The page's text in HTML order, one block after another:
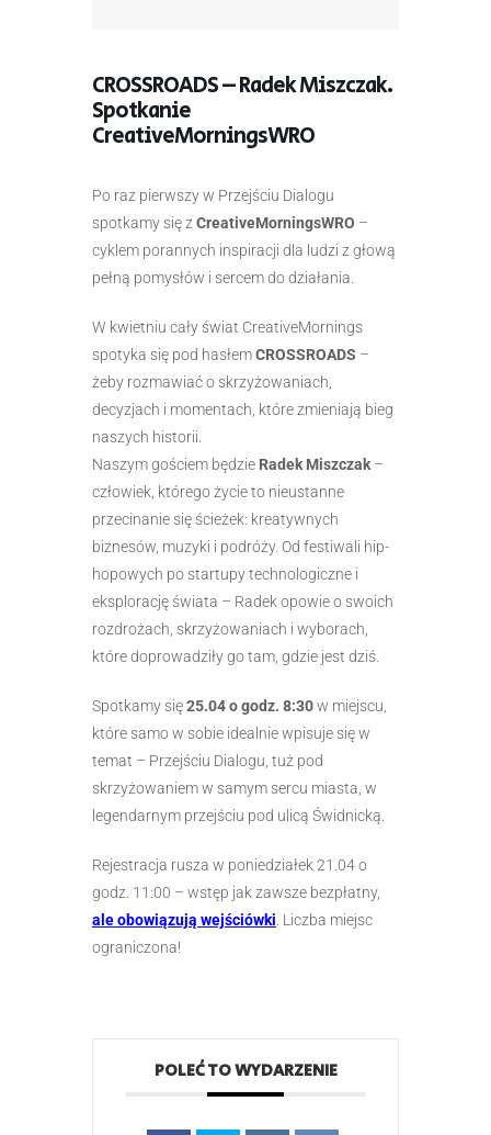
CROSSROADS – Radek Miszczak.
Spotkanie
CreativeMorningsWRO
Po raz pierwszy w Przejściu Dialogu
spotkamy się z CreativeMorningsWRO –
cyklem porannych inspiracji dla ludzi z głową
pełną pomysłów i sercem do działania.
W kwietniu cały świat CreativeMornings
spotyka się pod hasłemCROSSROADS –
żeby rozmawiać o skrzyżowaniach,
decyzjach i momentach, które zmieniają bieg
naszych historii.
Naszym gościem będzie Radek Miszczak –
człowiek, którego życie to nieustanne
przecinanie się ścieżek: kreatywnych
biznesów, muzyki i podróży. Od festiwali hip-
hopowych po startupy technologiczne i
eksplorację świata – Radek opowie o swoich
rozdrożach, skrzyżowaniach i wyborach,
które doprowadziły go tam, gdzie jest dziś.
Spotkamy się25.04 o godz. 8:30w miejscu,
które samo w sobie idealnie wpisuje się w
temat – Przejściu Dialogu, tuż pod
skrzyżowaniem w samym sercu miasta, w
legendarnym przejściu pod ulicą Świdnicką.
Rejestracja rusza w poniedziałek 21.04 o
godz. 11:00 – wstęp jak zawsze bezpłatny,
ale obowiązują wejściówki . Liczba miejsc
ograniczona!
POLEĆ TO WYDARZENIE